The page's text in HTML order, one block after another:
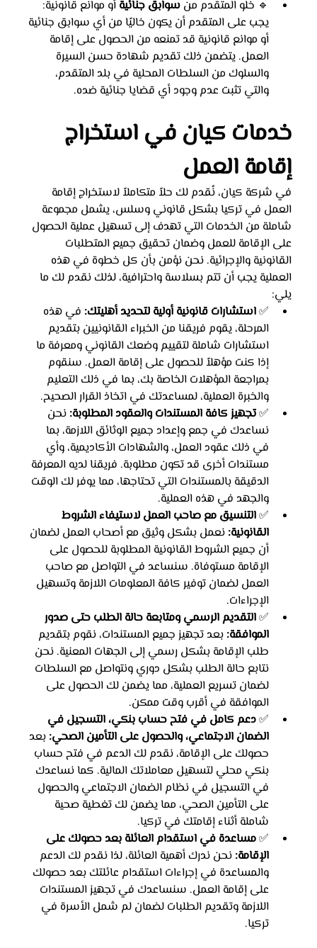
🔹 خلو المتقدم من سوابق جنائية أو موانع قانونية:
يجب على المتقدم أن يكون خاليًا من أي سوابق جنائية
أو موانع قانونية قد تمنعه من الحصول على إقامة
العمل. يتضمن ذلك تقديم شهادة حسن السيرة
والسلوك من السلطات المحلية في بلد المتقدم،
والتي تثبت عدم وجود أي قضايا جنائية ضده.
خدمات كيان في استخراج
إقامة العمل
في شركة كيان، نُقدم لك حلاً متكاملاً لاستخراج إقامة
العمل في تركيا بشكل قانوني وسلس، يشمل مجموعة
شاملة من الخدمات التي تهدف إلى تسهيل عملية الحصول
على الإقامة للعمل وضمان تحقيق جميع المتطلبات
القانونية والإجرائية. نحن نؤمن بأن كل خطوة في هذه
العملية يجب أن تتم بسلاسة واحترافية، لذلك نقدم لك ما
يلي:
✅ استشارات قانونية أولية لتحديد أهليتك: في هذه
المرحلة، يقوم فريقنا من الخبراء القانونيين بتقديم
استشارات شاملة لتقييم وضعك القانوني ومعرفة ما
إذا كنت مؤهلاً للحصول على إقامة العمل. سنقوم
بمراجعة المؤهلات الخاصة بك، بما في ذلك التعليم
والخبرة العملية، لمساعدتك في اتخاذ القرار الصحيح.
✅ تجهيز كافة المستندات والعقود المطلوبة: نحن
نساعدك في جمع وإعداد جميع الوثائق اللازمة، بما
في ذلك عقود العمل، والشهادات الأكاديمية، وأي
مستندات أخرى قد تكون مطلوبة. فريقنا لديه المعرفة
الدقيقة بالمستندات التي تحتاجها، مما يوفر لك الوقت
والجهد في هذه العملية.
✅ التنسيق مع صاحب العمل لاستيفاء الشروط
القانونية: نعمل بشكل وثيق مع أصحاب العمل لضمان
أن جميع الشروط القانونية المطلوبة للحصول على
الإقامة مستوفاة. سنساعد في التواصل مع صاحب
العمل لضمان توفير كافة المعلومات اللازمة وتسهيل
الإجراءات.
✅ التقديم الرسمي ومتابعة حالة الطلب حتى صدور
الموافقة: بعد تجهيز جميع المستندات، نقوم بتقديم
طلب الإقامة بشكل رسمي إلى الجهات المعنية. نحن
نتابع حالة الطلب بشكل دوري ونتواصل مع السلطات
لضمان تسريع العملية، مما يضمن لك الحصول على
الموافقة في أقرب وقت ممكن.
✅ دعم كامل في فتح حساب بنكي، التسجيل في
الضمان الاجتماعي، والحصول على التأمين الصحي: بعد
حصولك على الإقامة، نقدم لك الدعم في فتح حساب
بنكي محلي لتسهيل معاملاتك المالية. كما نساعدك
في التسجيل في نظام الضمان الاجتماعي والحصول
على التأمين الصحي، مما يضمن لك تغطية صحية
شاملة أثناء إقامتك في تركيا.
✅ مساعدة في استقدام العائلة بعد حصولك على
الإقامة: نحن ندرك أهمية العائلة، لذا نقدم لك الدعم
والمساعدة في إجراءات استقدام عائلتك بعد حصولك
على إقامة العمل. سنساعدك في تجهيز المستندات
اللازمة وتقديم الطلبات لضمان لم شمل الأسرة في
تركيا.